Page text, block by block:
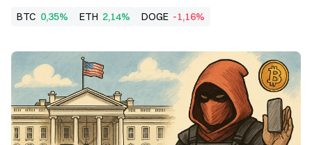
BTC 0,35% ETH 2,14% DOGE -1,16%